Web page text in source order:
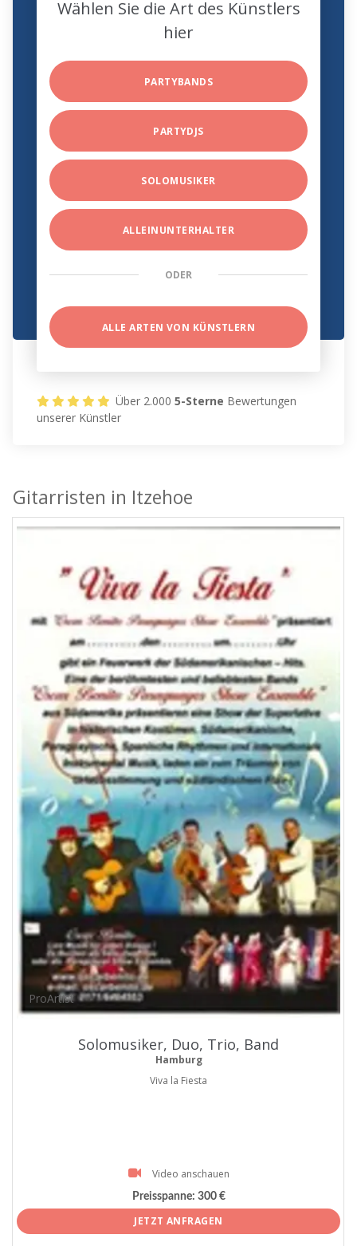
Wählen Sie die Art des Künstlers
hier
PARTYBANDS
PARTYDJS
SOLOMUSIKER
ALLEINUNTERHALTER
ODER
ALLE ARTEN VON KÜNSTLERN
Über 2.0005-Sterne Bewertungen
unserer Künstler
Gitarristen in Itzehoe
ProArtist
Solomusiker, Duo, Trio, Band
Hamburg
Viva la Fiesta
Video anschauen
Preisspanne: 300 €
JETZT ANFRAGEN